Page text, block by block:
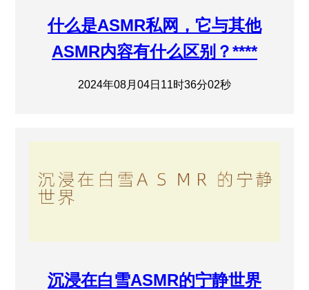
什么是ASMR私网，它与其他
ASMR内容有什么区别？****
2024年08月04日11时36分02秒
沉浸在白雪ASMR的宁静世界